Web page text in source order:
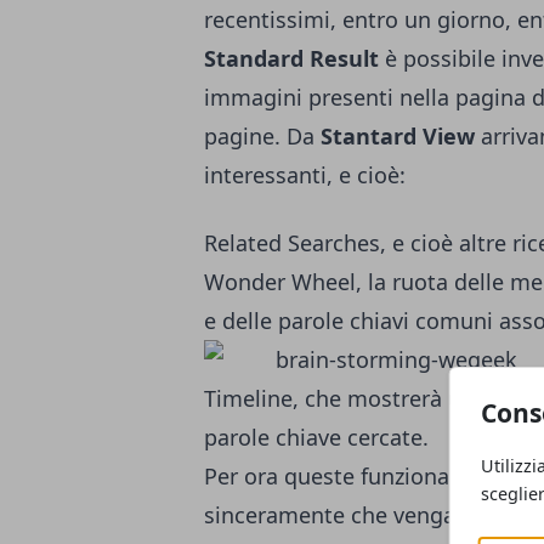
recentissimi, entro un giorno,
Standard Result è possibile
immagini presenti nella pagina
pagine. Da Stantard View
interessanti, e cioè:
Related Searches, e cioè altre
Wonder Wheel, la ruota delle
e delle parole chiavi comuni
Timeline, che mostrerà una
parole chiave cercate.
Per ora queste funzionalità
sinceramente che vengano